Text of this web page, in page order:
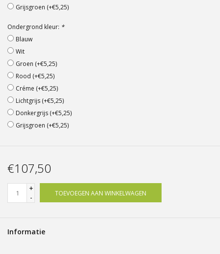
Grijsgroen (+€5,25)
Ondergrond kleur: *
Blauw
Wit
Groen (+€5,25)
Rood (+€5,25)
Créme (+€5,25)
Lichtgrijs (+€5,25)
Donkergrijs (+€5,25)
Grijsgroen (+€5,25)
€107,50
+
-
TOEVOEGEN AAN WINKELWAGEN
Informatie